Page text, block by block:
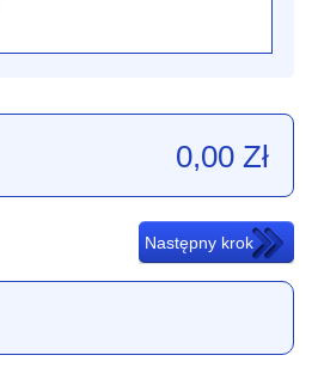
0,00 Zł